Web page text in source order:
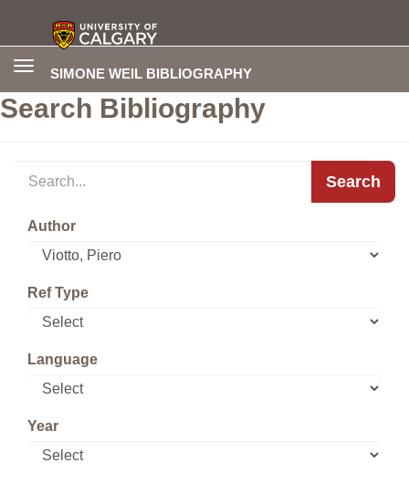
SIMONE WEIL BIBLIOGRAPHY
Toggle
Search Bibliography
Search
Author
Ref Type
Language
Year